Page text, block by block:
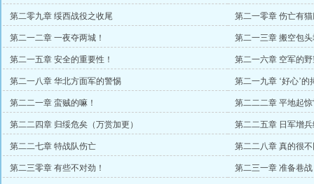
第二零九章 绥西战役之收尾 第二一零章 伤亡有猫
第二一二章 一夜夺两城！ 第二一三章 搬空包
第二一五章 安全的重要性！ 第二一六章 空军的野
第二一八章 华北方面军的警惕 第二一九章 ‘好心’的
第二二一章 蛮贼的嘛！ 第二二二章 平地起
第二二四章 归绥危矣（万赏加更） 第二二五章 日军增
第二二七章 特战队伤亡 第二二八章 真的很
第二三零章 有些不对劲！ 第二三一章 准备巷战